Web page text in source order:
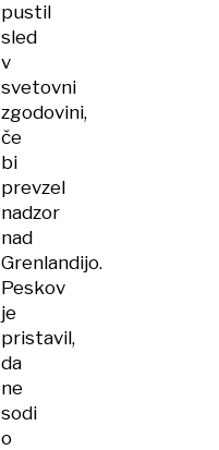
pustil
sled
v
svetovni
zgodovini,
če
bi
prevzel
nadzor
nad
Grenlandijo.
Peskov
je
pristavil,
da
ne
sodi
o